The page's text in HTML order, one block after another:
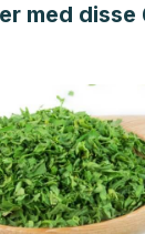
med disse